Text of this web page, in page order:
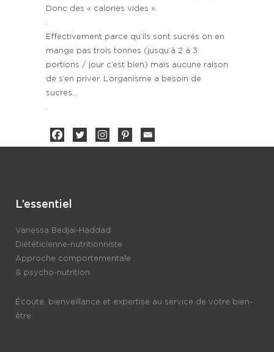
Donc des « calories vides ».
.
Effectivement parce qu’ils sont sucrés on en
mange pas trois tonnes (jusqu’à 2 à 3
portions / jour c’est bien) mais aucune raison
de s’en priver. L’organisme a besoin de
sucres…
.
L’essentiel
Vanessa Bedjaï-Haddad
Diététicienne-nutritionniste
Approche comportementale
& psycho-nutrition
Écoute, bienveillance et expertise au service de votre bien-
être.